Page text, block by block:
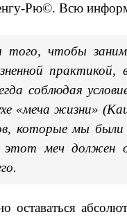
Рю©. Всю
того, чтобы
соблюдая
«меча жизни»
которые мы были
меч должен
оставаться